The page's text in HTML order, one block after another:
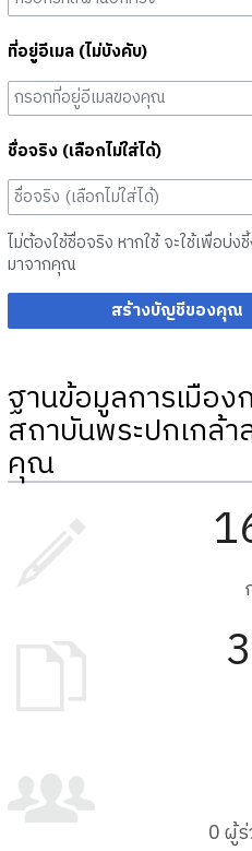
ที่อยู่อีเมล (ไม่บังคับ)
ชื่อจริง (เลือกไม่ใส่ได้)
ไม่ต้องใช้ชื่อจริง หากใช้ จะใช้เพื่อบ่
มาจากคุณ
สร้างบัญชีของคุณ
ฐานข้อมูลการเมือ
สถาบันพระปกเกล้า
คุณ
0 ผู้